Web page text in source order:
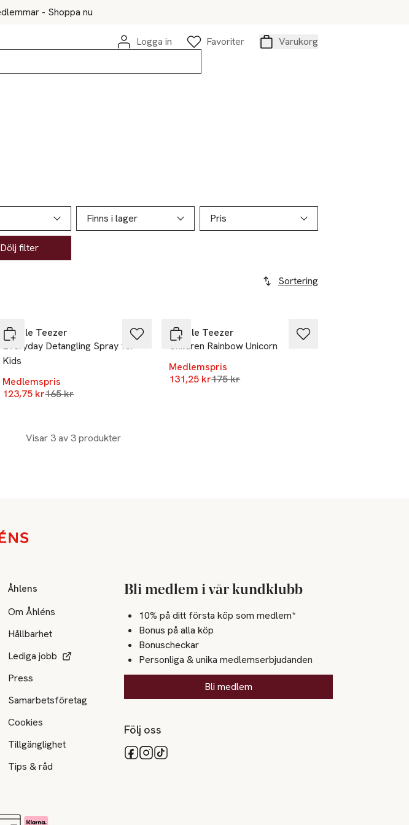
- Shoppa nu
Logga in
Favoriter
Varukorg
Finns i lager Pris
Dölj filter
Sortering
Tangle Teezer
Everyday Detangling Spray for
Kids
Medlemspris
123,75 krLägsta pris 30 dagar
165 kr
Tangle Teezer
Children Rainbow Unicorn
Medlemspris
131,25 krLägsta pris 30 dagar
175 kr
Visar 3 av 3 produkter
Åhlens
Om Åhléns
Hållbarhet
Lediga jobb
Press
Samarbetsföretag
Cookies
Tillgänglighet
Tips & råd
Bli medlem i vår kundklubb
10% på ditt första köp som medlem*
Bonus på alla köp
Bonuscheckar
Personliga & unika medlemserbjudanden
Bli medlem
Följ oss